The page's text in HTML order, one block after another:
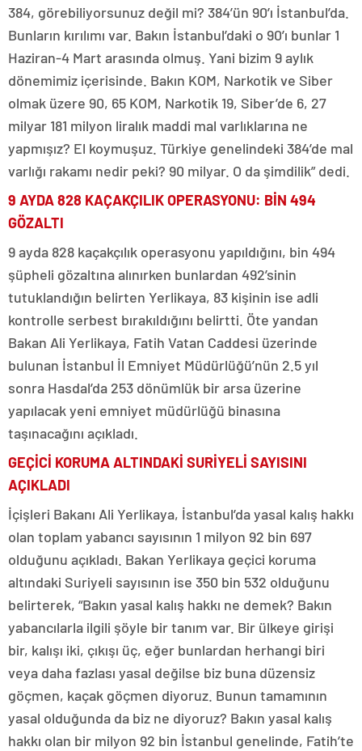
384, görebiliyorsunuz değil mi? 384’ün 90’ı İstanbul’da.
Bunların kırılımı var. Bakın İstanbul’daki o 90’ı bunlar 1
Haziran-4 Mart arasında olmuş. Yani bizim 9 aylık
dönemimiz içerisinde. Bakın KOM, Narkotik ve Siber
olmak üzere 90, 65 KOM, Narkotik 19, Siber’de 6, 27
milyar 181 milyon liralık maddi mal varlıklarına ne
yapmışız? El koymuşuz. Türkiye genelindeki 384’de mal
varlığı rakamı nedir peki? 90 milyar. O da şimdilik” dedi.
9 AYDA 828 KAÇAKÇILIK OPERASYONU: BİN 494
GÖZALTI
9 ayda 828 kaçakçılık operasyonu yapıldığını, bin 494
şüpheli gözaltına alınırken bunlardan 492’sinin
tutuklandığın belirten Yerlikaya, 83 kişinin ise adli
kontrolle serbest bırakıldığını belirtti. Öte yandan
Bakan Ali Yerlikaya, Fatih Vatan Caddesi üzerinde
bulunan İstanbul İl Emniyet Müdürlüğü’nün 2.5 yıl
sonra Hasdal’da 253 dönümlük bir arsa üzerine
yapılacak yeni emniyet müdürlüğü binasına
taşınacağını açıkladı.
GEÇİCİ KORUMA ALTINDAKİ SURİYELİ SAYISINI
AÇIKLADI
İçişleri Bakanı Ali Yerlikaya, İstanbul’da yasal kalış hakkı
olan toplam yabancı sayısının 1 milyon 92 bin 697
olduğunu açıkladı. Bakan Yerlikaya geçici koruma
altındaki Suriyeli sayısının ise 350 bin 532 olduğunu
belirterek, “Bakın yasal kalış hakkı ne demek? Bakın
yabancılarla ilgili şöyle bir tanım var. Bir ülkeye girişi
bir, kalışı iki, çıkışı üç, eğer bunlardan herhangi biri
veya daha fazlası yasal değilse biz buna düzensiz
göçmen, kaçak göçmen diyoruz. Bunun tamamının
yasal olduğunda da biz ne diyoruz? Bakın yasal kalış
hakkı olan bir milyon 92 bin İstanbul genelinde, Fatih’te